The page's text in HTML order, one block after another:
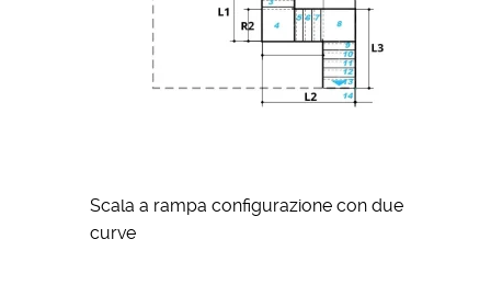
Scala a rampa configurazione con due
curve